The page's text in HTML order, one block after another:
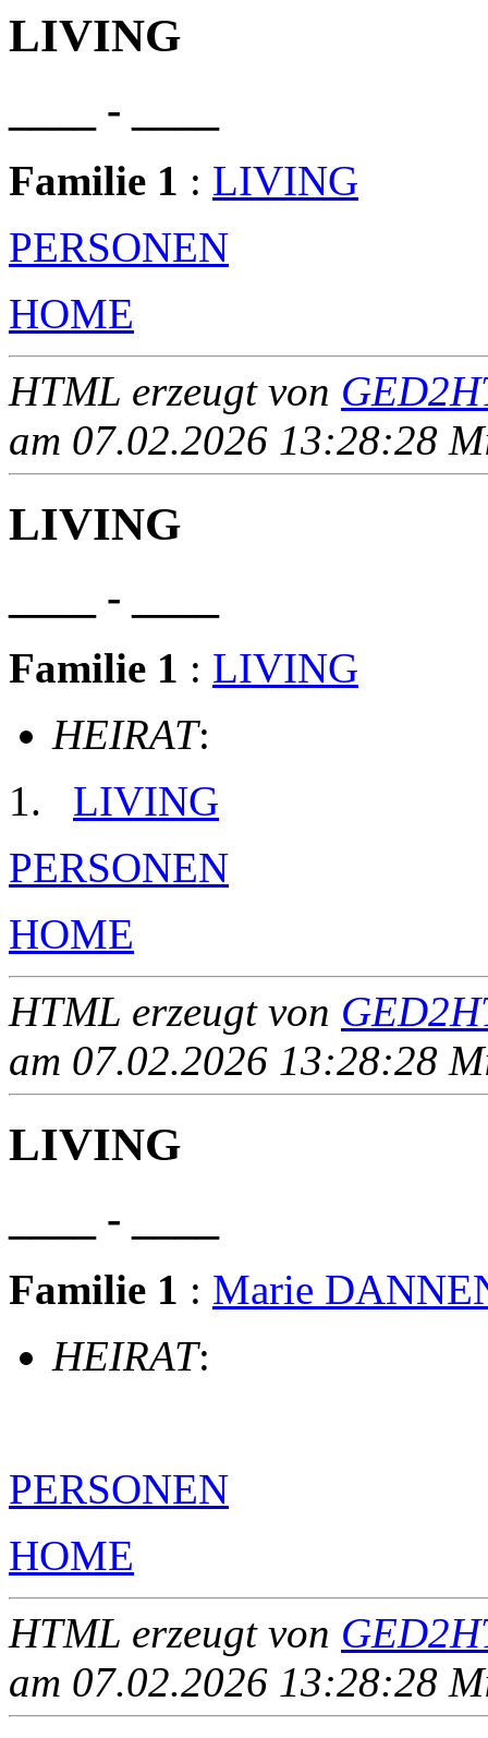
LIVING
____ - ____
Familie 1 : LIVING
PERSONEN
HOME
HTML erzeugt von
am 07.02.2026 13:28:28
LIVING
____ - ____
Familie 1 : LIVING
HEIRAT:
LIVING
PERSONEN
HOME
HTML erzeugt von
am 07.02.2026 13:28:28
LIVING
____ - ____
Familie 1 : Marie
HEIRAT:
PERSONEN
HOME
HTML erzeugt von
am 07.02.2026 13:28:28